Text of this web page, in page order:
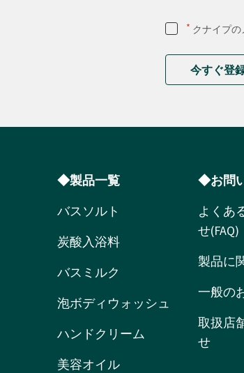
* クナイプの
今すぐ登
◆製品一覧
バスソルト
炭酸入浴料
バスミルク
泡ボディウォッシュ
ハンドクリーム
美容オイル
◆お問
よくあ
せ(FAQ)
製品に
一般の
取扱店
せ